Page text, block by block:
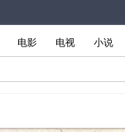
电影 电视 小说